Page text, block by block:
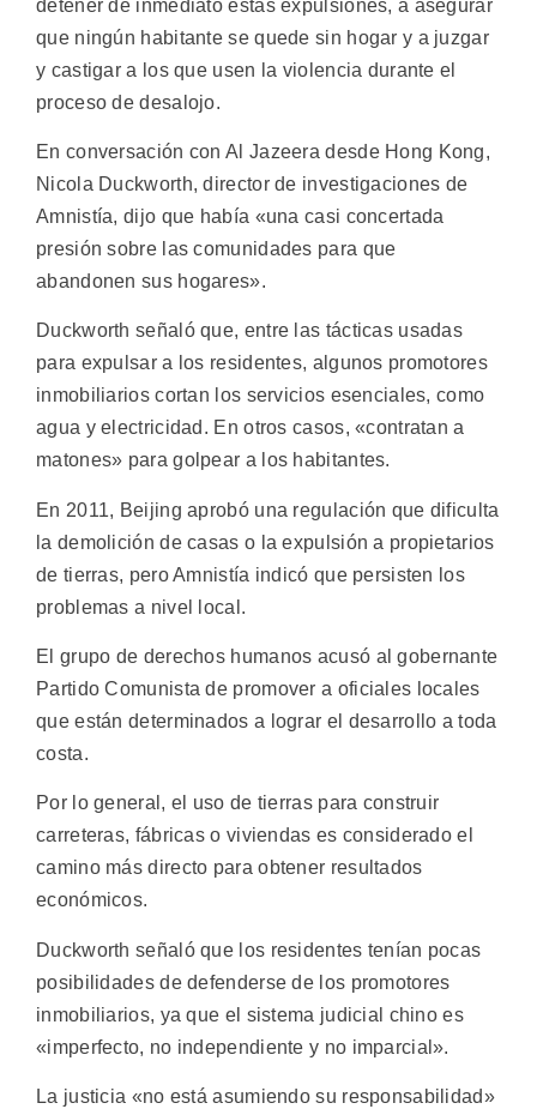
detener de inmediato estas expulsiones, a asegurar
que ningún habitante se quede sin hogar y a juzgar
y castigar a los que usen la violencia durante el
proceso de desalojo.
En conversación con Al Jazeera desde Hong Kong,
Nicola Duckworth, director de investigaciones de
Amnistía, dijo que había «una casi concertada
presión sobre las comunidades para que
abandonen sus hogares».
Duckworth señaló que, entre las tácticas usadas
para expulsar a los residentes, algunos promotores
inmobiliarios cortan los servicios esenciales, como
agua y electricidad. En otros casos, «contratan a
matones» para golpear a los habitantes.
En 2011, Beijing aprobó una regulación que dificulta
la demolición de casas o la expulsión a propietarios
de tierras, pero Amnistía indicó que persisten los
problemas a nivel local.
El grupo de derechos humanos acusó al gobernante
Partido Comunista de promover a oficiales locales
que están determinados a lograr el desarrollo a toda
costa.
Por lo general, el uso de tierras para construir
carreteras, fábricas o viviendas es considerado el
camino más directo para obtener resultados
económicos.
Duckworth señaló que los residentes tenían pocas
posibilidades de defenderse de los promotores
inmobiliarios, ya que el sistema judicial chino es
«imperfecto, no independiente y no imparcial».
La justicia «no está asumiendo su responsabilidad»